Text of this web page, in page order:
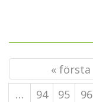
« första
…
94 95 96